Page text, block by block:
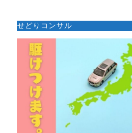
せどりコンサル